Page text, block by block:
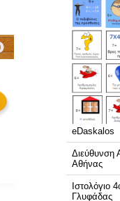
eDaskalos
Διεύθυνση
Αθήνας
Ιστολόγιο
Γλυφάδας